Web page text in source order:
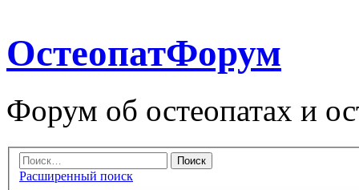
ОстеопатФорум
Форум об остеопатах и
Расширенный поиск